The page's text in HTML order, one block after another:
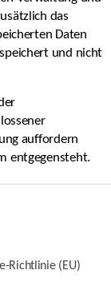
das
Daten
und nicht
auffordern
entgegensteht.
Richtlinie (EU)